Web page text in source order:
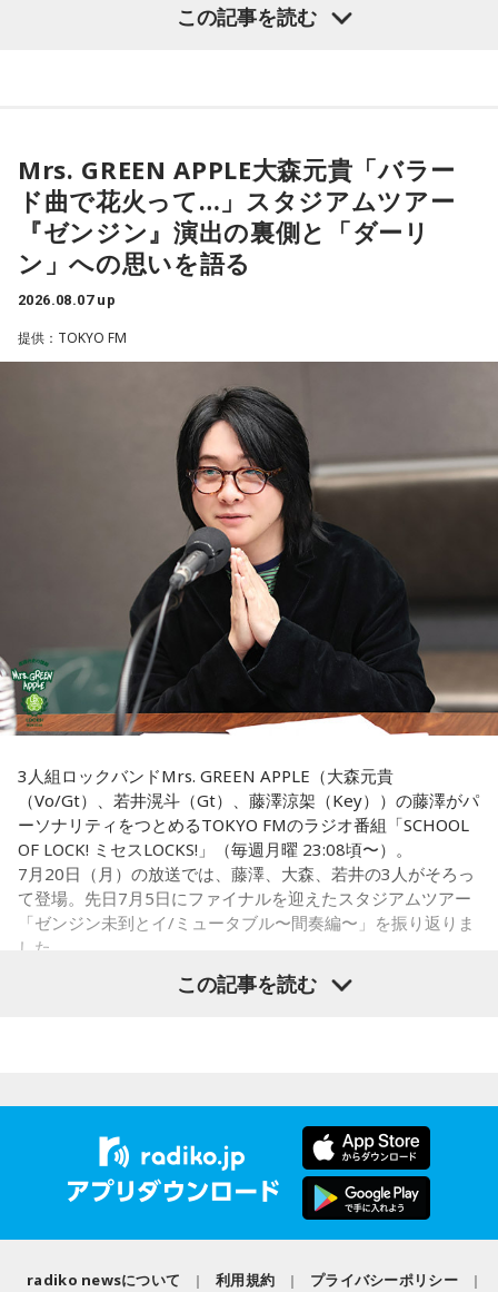
番組名：Dr.Recella presents 江原啓之 おと語り
てみては。
4．どうやって放水しているのか……我慢しすぎ度20％
上手な出し方を気にしたあなた。本音を出そうという意識は
しっかり持っているので、我慢しすぎは少なめです。ただ、
ことも。完璧を意識しすぎず、素直に伝えてみるのがコツで
す。
我慢できるのは、あなたが優しくて、まわりを思いやれる証
拠です。あとは少しだけ、自分の本音も大切にしてあげまし
■監修者プロフィール：草彅健太（くさなぎ・けんた）
東京池袋占い館セレーネ所属。メンタルケアカウンセラー。
鑑定件数は若い女性を中心に7,000件を超え、占いイベントや
アプリの監修も手がける。また、イベントMCや声優としての
活動もしており、芸能関係者からの依頼も多い。
Webサイト：https://selene-uranai.com/
YouTube：
https://youtu.be/UHrZuZcHTj4
寅の日は、古くから金運や旅立ちに縁起が良いとされる吉日
■2026年8月8日はどんな日？
2026年8月8日（土）・先勝
・寅の日
・六曜「先勝」（午前中が吉とされる）
「8」が並ぶことから縁起の良い日というイメージを持つ人も
いますが、暦の上では寅の日にあたるのが最大の特徴です。
で、一般的には午前中が吉、午後は控えめ
に過ごすのが良いという考え方があります。
寅の日とは、12日に一度巡ってくる吉日
虎は古くから「千里行って千里帰る」という言い伝えがあ
り、「出ていったものが無事に戻ってくる」と考えられてき
ました。そのため、お金や旅に関する縁起の良い日として親
しまれています。
このことから、寅の日は次のようなタイミングに選ぶ人もい
ます。
・財布を新調する
・財布を使い始める
・銀行口座を開設する
・旅行や出張へ出発する
・新しい挑戦を始める
一方で、「戻る」という意味合いから、結婚や結納などのお
■2026年8月8日に財布を新調するのはあり？
寅の日は、お金に関する縁起の良い日として知られているこ
とから、財布を購入したり、使い始めたりするタイミングと
して選ぶ人もいます。
で、開運アクションとして親しまれている考え方です。
この記事を読む
Mrs. GREEN APPLE大森元貴「バラー
ド曲で花火って…」スタジアムツアー
『ゼンジン』演出の裏側と「ダーリ
ン」への思いを語る
2026.08.07 up
提供：TOKYO FM
3人組ロックバンドMrs. GREEN APPLE（大森元貴
（Vo/Gt）、若井滉斗（Gt）、藤澤涼架（Key））の藤澤がパ
ーソナリティをつとめるTOKYO FMのラジオ番組「SCHOOL
OF LOCK! ミセスLOCKS!」（毎週月曜 23:08頃〜）。
7月20日（月）の放送では、藤澤、大森、若井の3人がそろっ
て登場。先日7月5日にファイナルを迎えたスタジアムツアー
「ゼンジン未到とイ/ミュータブル〜間奏編〜」を振り返りま
した。
ミセス先生、こんばんは！ 7月5日のファイナルに参戦しまし
た！ 私にとって初めての「ゼンジン」シリーズだったので、
参加できて本当に良かったです。演奏が本当にかっこよく
て、ずっと感動していました。特に「ダーリン」と「ケセラ
した。帰り道もプレイリストを聴きながら帰っていたのです
この記事を読む
radiko newsについて 利用規約
プライバシーポリシー